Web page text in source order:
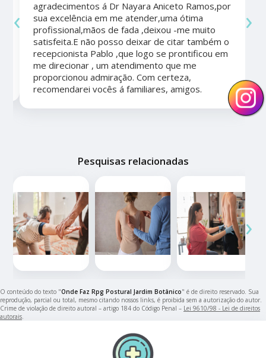
agradecimentos á Dr Nayara Aniceto Ramos,por
sua excelência em me atender,uma ótima
profissional,mãos de fada ,deixou -me muito
satisfeita.E não posso deixar de citar também o
recepcionista Pablo ,que logo se prontificou em
me direcionar , um atendimento que me
proporcionou admiração. Com certeza,
recomendarei vocês á familiares, amigos.
‹ ›
Pesquisas relacionadas
‹ ›
O conteúdo do texto "Onde Faz Rpg Postural Jardim Botânico" é de direito reservado. Sua
reprodução, parcial ou total, mesmo citando nossos links, é proibida sem a autorização do autor.
Crime de violação de direito autoral – artigo 184 do Código Penal – Lei 9610/98 - Lei de direitos
autorais.